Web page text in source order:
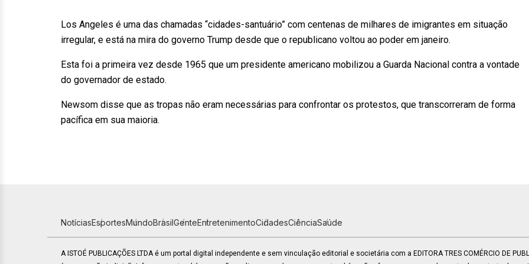
Los Angeles é uma das chamadas “cidades-santuário” com centenas de milhares de imigrantes em situação
irregular, e está na mira do governo Trump desde que o republicano voltou ao poder em janeiro.
Esta foi a primeira vez desde 1965 que um presidente americano mobilizou a Guarda Nacional contra a vontade
do governador de estado.
Newsom disse que as tropas não eram necessárias para confrontar os protestos, que transcorreram de forma
pacífica em sua maioria.
NotíciasEsportesMundoBrasilGenteEntretenimentoCidadesCiênciaSaúde
A ISTOÉ PUBLICAÇÕES LTDA é um portal digital independente e sem vinculação editorial e societária com a EDITORA TRES COMÉRCIO DE